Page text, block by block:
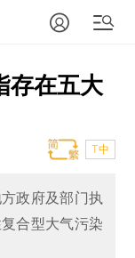
存在五大
T中
政府及部门执
合型大气污染